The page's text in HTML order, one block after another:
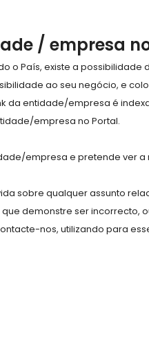
/ empresa
o País, existe a
ao seu negócio, e
da entidade/empresa é
empresa no Portal.
empresa e pretende ver a
sobre qualquer assunto
demonstre ser incorrecto,
nos, utilizando para